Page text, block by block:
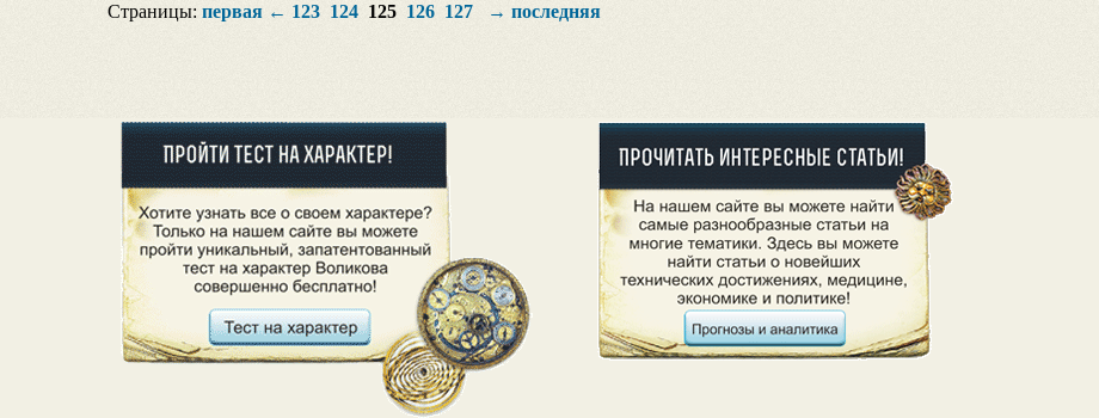
Страницы: первая← 123 124 125 126 127 → последняя